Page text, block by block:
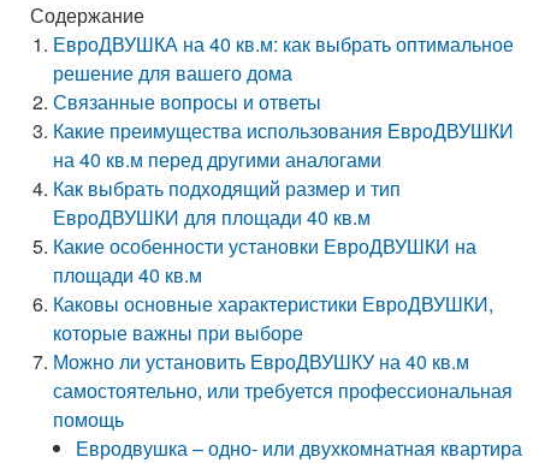
Содержание
ЕвроДВУШКА на 40 кв.м: как выбрать оптимальное
решение для вашего дома
Связанные вопросы и ответы
Какие преимущества использования ЕвроДВУШКИ
на 40 кв.м перед другими аналогами
Как выбрать подходящий размер и тип
ЕвроДВУШКИ для площади 40 кв.м
Какие особенности установки ЕвроДВУШКИ на
площади 40 кв.м
Каковы основные характеристики ЕвроДВУШКИ,
которые важны при выборе
Можно ли установить ЕвроДВУШКУ на 40 кв.м
самостоятельно, или требуется профессиональная
помощь
Евродвушка – одно- или двухкомнатная квартира